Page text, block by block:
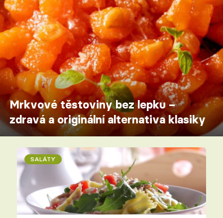
Mrkvové těstoviny bez lepku –
zdravá a originální alternativa klasiky
SALÁTY